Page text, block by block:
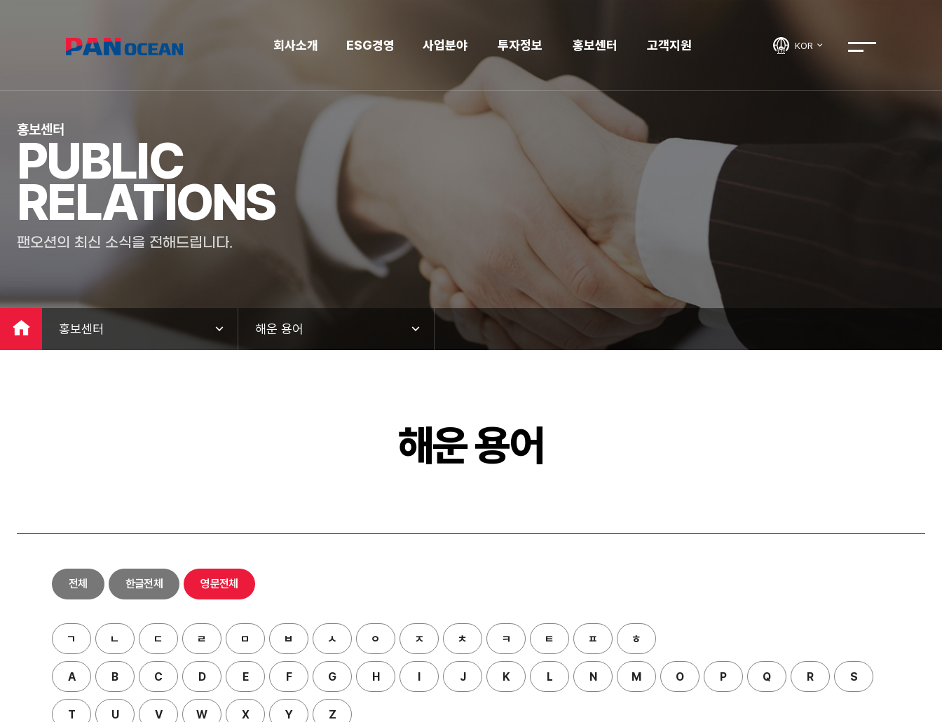
회사소개 ESG경영 사업분야 투자정보 홍보센터 고객지원 KOR
홍보센터
PUBLIC
RELATIONS
팬오션의 최신 소식을 전해드립니다.
홍보센터 해운 용어
해운 용어
전체 한글전체 영문전체
ㄱ ㄴ ㄷ ㄹ ㅁ ㅂ ㅅ ㅇ ㅈ ㅊ ㅋ ㅌ ㅍ ㅎ
A B C D E F G H I J K L N M O P Q R S
T U V W X Y Z